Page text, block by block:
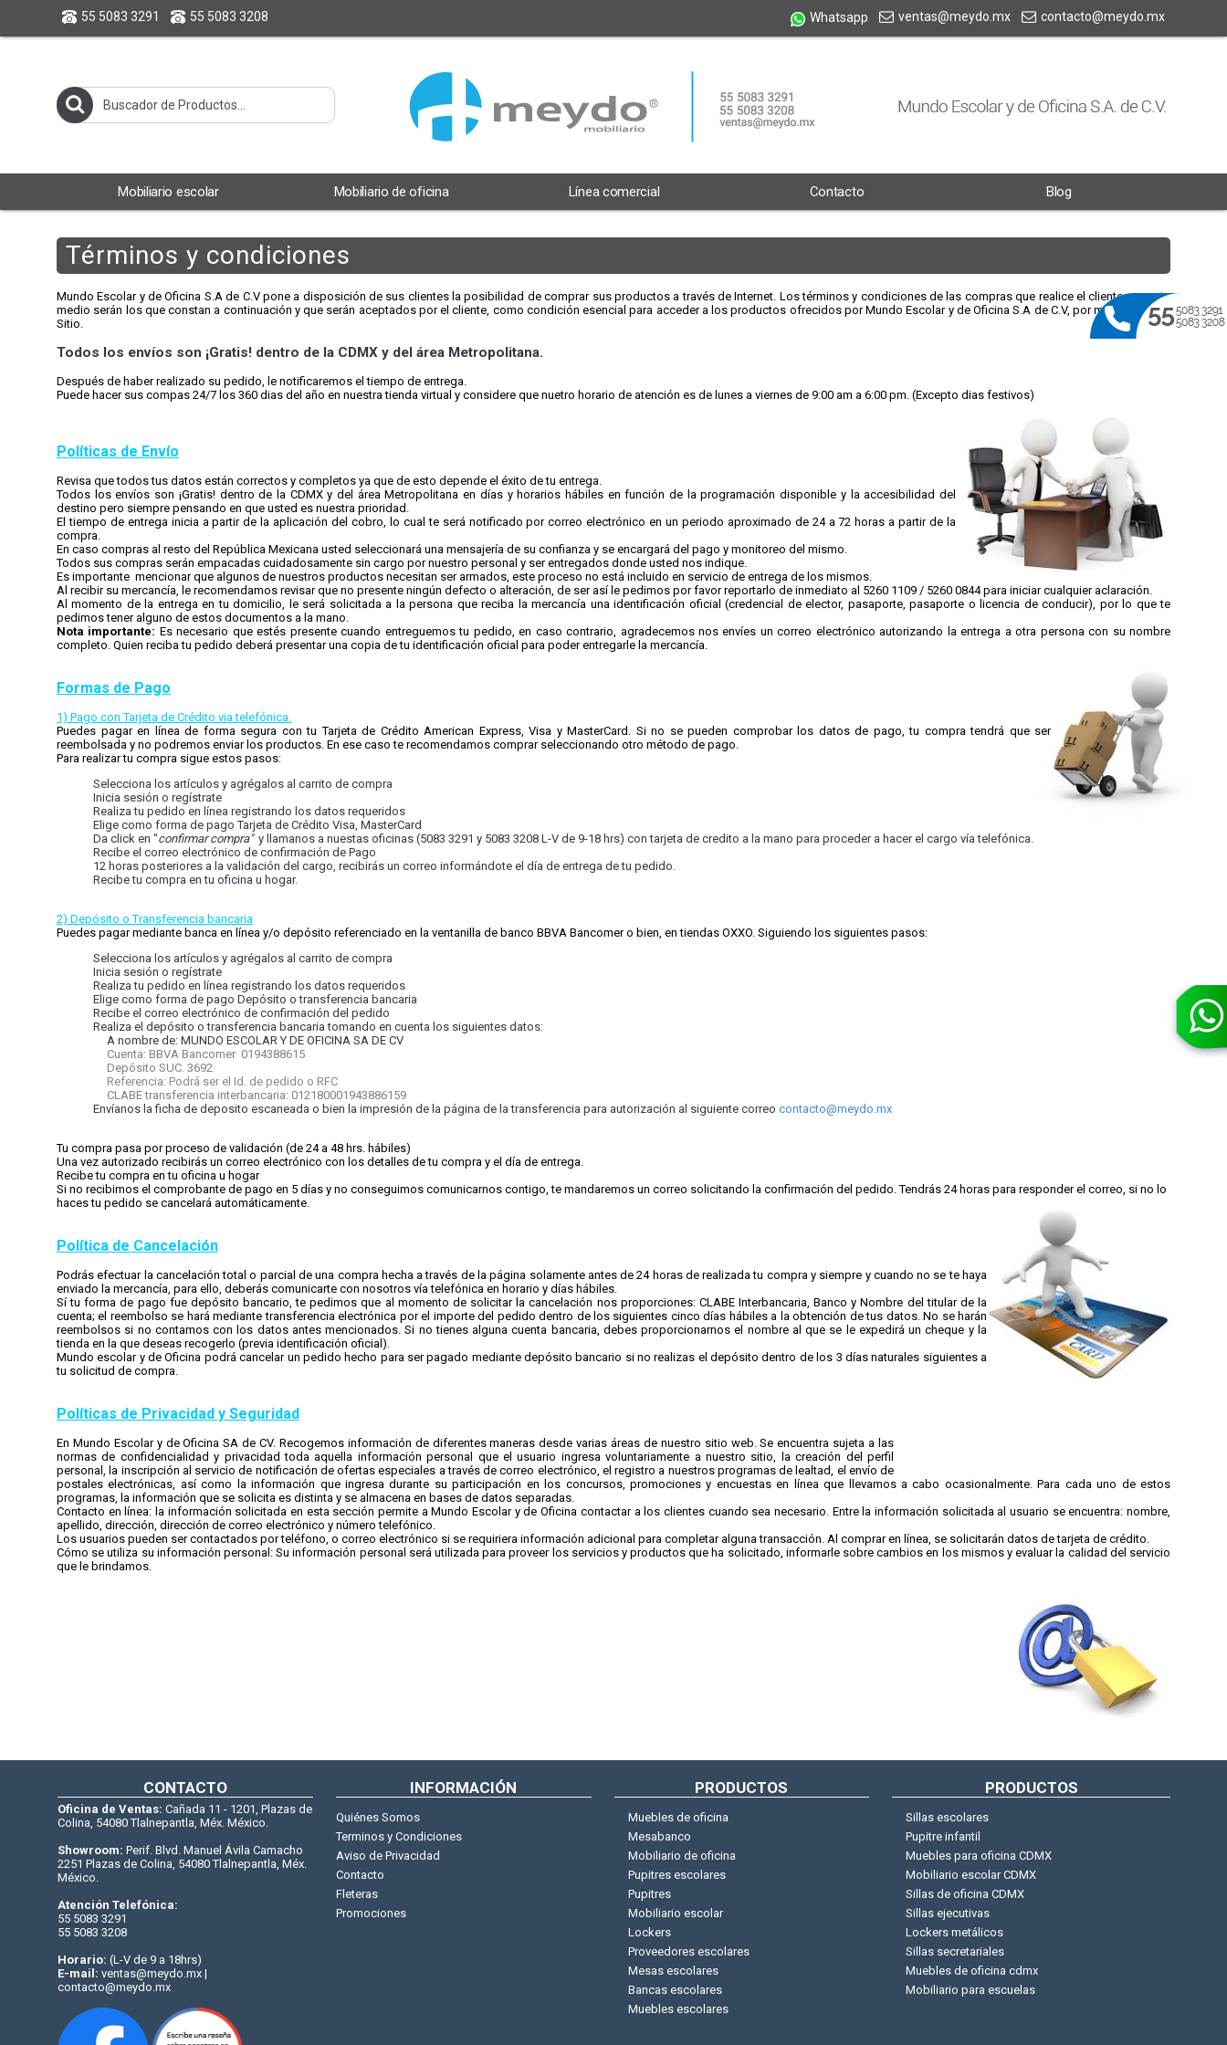
55 5083 3291 55 5083 3208 Whatsapp ventas@meydo.mx contacto@meydo.mx
Mobiliario escolar Mobiliario de oficina Línea comercial Contacto Blog
Términos y condiciones
Mundo Escolar y de Oficina S.A de C.V pone a disposición de sus clientes la posibilidad de comprar sus productos a través de Internet. Los términos y condiciones de las compras que realice el cliente por este
medio serán los que constan a continuación y que serán aceptados por el cliente, como condición esencial para acceder a los productos ofrecidos por Mundo Escolar y de Oficina S.A de C.V, por medio de este
Sitio.
Todos los envíos son ¡Gratis! dentro de la CDMX y del área Metropolitana.
Después de haber realizado su pedido, le notificaremos el tiempo de entrega.
Puede hacer sus compas 24/7 los 360 dias del año en nuestra tienda virtual y considere que nuetro horario de atención es de lunes a viernes de 9:00 am a 6:00 pm. (Excepto dias festivos)
Políticas de Envío
Revisa que todos tus datos están correctos y completos ya que de esto depende el éxito de tu entrega.
Todos los envíos son ¡Gratis! dentro de la CDMX y del área Metropolitana en días y horarios hábiles en función de la programación disponible y la accesibilidad del
destino pero siempre pensando en que usted es nuestra prioridad.
El tiempo de entrega inicia a partir de la aplicación del cobro, lo cual te será notificado por correo electrónico en un periodo aproximado de 24 a 72 horas a partir de la
compra.
En caso compras al resto del República Mexicana usted seleccionará una mensajería de su confianza y se encargará del pago y monitoreo del mismo.
Todos sus compras serán empacadas cuidadosamente sin cargo por nuestro personal y ser entregados donde usted nos indique.
Es importante mencionar que algunos de nuestros productos necesitan ser armados, este proceso no está incluido en servicio de entrega de los mismos.
Al recibir su mercancía, le recomendamos revisar que no presente ningún defecto o alteración, de ser así le pedimos por favor reportarlo de inmediato al 5260 1109 / 5260 0844 para iniciar cualquier aclaración.
Al momento de la entrega en tu domicilio, le será solicitada a la persona que reciba la mercancía una identificación oficial (credencial de elector, pasaporte, pasaporte o licencia de conducir), por lo que te
pedimos tener alguno de estos documentos a la mano.
Nota importante: Es necesario que estés presente cuando entreguemos tu pedido, en caso contrario, agradecemos nos envíes un correo electrónico autorizando la entrega a otra persona con su nombre
completo. Quien reciba tu pedido deberá presentar una copia de tu identificación oficial para poder entregarle la mercancía.
Formas de Pago
1) Pago con Tarjeta de Crédito via telefónica.
Puedes pagar en línea de forma segura con tu Tarjeta de Crédito American Express, Visa y MasterCard. Si no se pueden comprobar los datos de pago, tu compra tendrá que ser
reembolsada y no podremos enviar los productos. En ese caso te recomendamos comprar seleccionando otro método de pago.
Para realizar tu compra sigue estos pasos:
Selecciona los artículos y agrégalos al carrito de compra
Inicia sesión o regístrate
Realiza tu pedido en línea registrando los datos requeridos
Elige como forma de pago Tarjeta de Crédito Visa, MasterCard
Da click en "confirmar compra" y llamanos a nuestas oficinas (5083 3291 y 5083 3208 L-V de 9-18 hrs) con tarjeta de credito a la mano para proceder a hacer el cargo vía telefónica.
Recibe el correo electrónico de confirmación de Pago
12 horas posteriores a la validación del cargo, recibirás un correo informándote el día de entrega de tu pedido.
Recibe tu compra en tu oficina u hogar.
2) Depósito o Transferencia bancaria
Puedes pagar mediante banca en línea y/o depósito referenciado en la ventanilla de banco BBVA Bancomer o bien, en tiendas OXXO. Siguiendo los siguientes pasos:
Selecciona los artículos y agrégalos al carrito de compra
Inicia sesión o regístrate
Realiza tu pedido en línea registrando los datos requeridos
Elige como forma de pago Depósito o transferencia bancaria
Recibe el correo electrónico de confirmación del pedido
Realiza el depósito o transferencia bancaria tomando en cuenta los siguientes datos:
A nombre de: MUNDO ESCOLAR Y DE OFICINA SA DE CV
Cuenta: BBVA Bancomer 0194388615
Depósito SUC. 3692
Referencia: Podrá ser el Id. de pedido o RFC
CLABE transferencia interbancaria: 012180001943886159
Envíanos la ficha de deposito escaneada o bien la impresión de la página de la transferencia para autorización al siguiente correo contacto@meydo.mx
Tu compra pasa por proceso de validación (de 24 a 48 hrs. hábiles)
Una vez autorizado recibirás un correo electrónico con los detalles de tu compra y el día de entrega.
Recibe tu compra en tu oficina u hogar
Si no recibimos el comprobante de pago en 5 días y no conseguimos comunicarnos contigo, te mandaremos un correo solicitando la confirmación del pedido. Tendrás 24 horas para responder el correo, si no lo
haces tu pedido se cancelará automáticamente.
Política de Cancelación
Podrás efectuar la cancelación total o parcial de una compra hecha a través de la página solamente antes de 24 horas de realizada tu compra y siempre y cuando no se te haya
enviado la mercancía, para ello, deberás comunicarte con nosotros vía telefónica en horario y días hábiles.
Sí tu forma de pago fue depósito bancario, te pedimos que al momento de solicitar la cancelación nos proporciones: CLABE Interbancaria, Banco y Nombre del titular de la
cuenta; el reembolso se hará mediante transferencia electrónica por el importe del pedido dentro de los siguientes cinco días hábiles a la obtención de tus datos. No se harán
reembolsos si no contamos con los datos antes mencionados. Si no tienes alguna cuenta bancaria, debes proporcionarnos el nombre al que se le expedirá un cheque y la
tienda en la que deseas recogerlo (previa identificación oficial).
Mundo escolar y de Oficina podrá cancelar un pedido hecho para ser pagado mediante depósito bancario si no realizas el depósito dentro de los 3 días naturales siguientes a
tu solicitud de compra.
Políticas de Privacidad y Seguridad
En Mundo Escolar y de Oficina SA de CV. Recogemos información de diferentes maneras desde varias áreas de nuestro sitio web. Se encuentra sujeta a las
normas de confidencialidad y privacidad toda aquella información personal que el usuario ingresa voluntariamente a nuestro sitio, la creación del perfil
personal, la inscripción al servicio de notificación de ofertas especiales a través de correo electrónico, el registro a nuestros programas de lealtad, el envío de
postales electrónicas, así como la información que ingresa durante su participación en los concursos, promociones y encuestas en línea que llevamos a cabo ocasionalmente. Para cada uno de estos
programas, la información que se solicita es distinta y se almacena en bases de datos separadas.
Contacto en línea: la información solicitada en esta sección permite a Mundo Escolar y de Oficina contactar a los clientes cuando sea necesario. Entre la información solicitada al usuario se encuentra: nombre,
apellido, dirección, dirección de correo electrónico y número telefónico.
Los usuarios pueden ser contactados por teléfono, o correo electrónico si se requiriera información adicional para completar alguna transacción. Al comprar en línea, se solicitarán datos de tarjeta de crédito.
Cómo se utiliza su información personal: Su información personal será utilizada para proveer los servicios y productos que ha solicitado, informarle sobre cambios en los mismos y evaluar la calidad del servicio
que le brindamos.
CONTACTO
Oficina de Ventas: Cañada 11 - 1201, Plazas de
Colina, 54080 Tlalnepantla, Méx. México.
Showroom: Perif. Blvd. Manuel Ávila Camacho
2251 Plazas de Colina, 54080 Tlalnepantla, Méx.
México.
Atención Telefónica:
55 5083 3291
55 5083 3208
Horario: (L-V de 9 a 18hrs)
E-mail: ventas@meydo.mx |
contacto@meydo.mx
INFORMACIÓN
Quiénes Somos
Terminos y Condiciones
Aviso de Privacidad
Contacto
Fleteras
Promociones
PRODUCTOS
Muebles de oficina
Mesabanco
Mobiliario de oficina
Pupitres escolares
Pupitres
Mobiliario escolar
Lockers
Proveedores escolares
Mesas escolares
Bancas escolares
Muebles escolares
PRODUCTOS
Sillas escolares
Pupitre infantil
Muebles para oficina CDMX
Mobiliario escolar CDMX
Sillas de oficina CDMX
Sillas ejecutivas
Lockers metálicos
Sillas secretariales
Muebles de oficina cdmx
Mobiliario para escuelas